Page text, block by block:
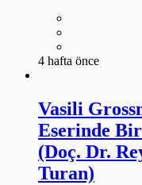
4 hafta önce
Vasili
Eserinde
(Doç. Dr.
Turan)